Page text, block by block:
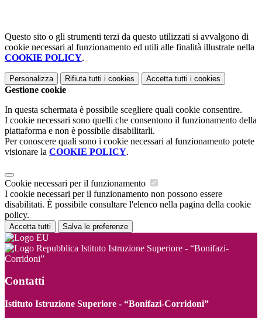
Questo sito o gli strumenti terzi da questo utilizzati si avvalgono di
cookie necessari al funzionamento ed utili alle finalità illustrate nella
COOKIE POLICY.
Personalizza Rifiuta tutti i cookies Accetta tutti i cookies
Gestione cookie
In questa schermata è possibile scegliere quali cookie consentire.
I cookie necessari sono quelli che consentono il funzionamento della
piattaforma e non è possibile disabilitarli.
Per conoscere quali sono i cookie necessari al funzionamento potete
visionare la COOKIE POLICY.
Cookie necessari per il funzionamento
I cookie necessari per il funzionamento non possono essere
disabilitati. È possibile consultare l'elenco nella pagina della cookie
policy.
Accetta tutti Salva le preferenze
Istituto Istruzione Superiore - “Bonifazi-
Corridoni”
Contatti
Istituto Istruzione Superiore - “Bonifazi-Corridoni”